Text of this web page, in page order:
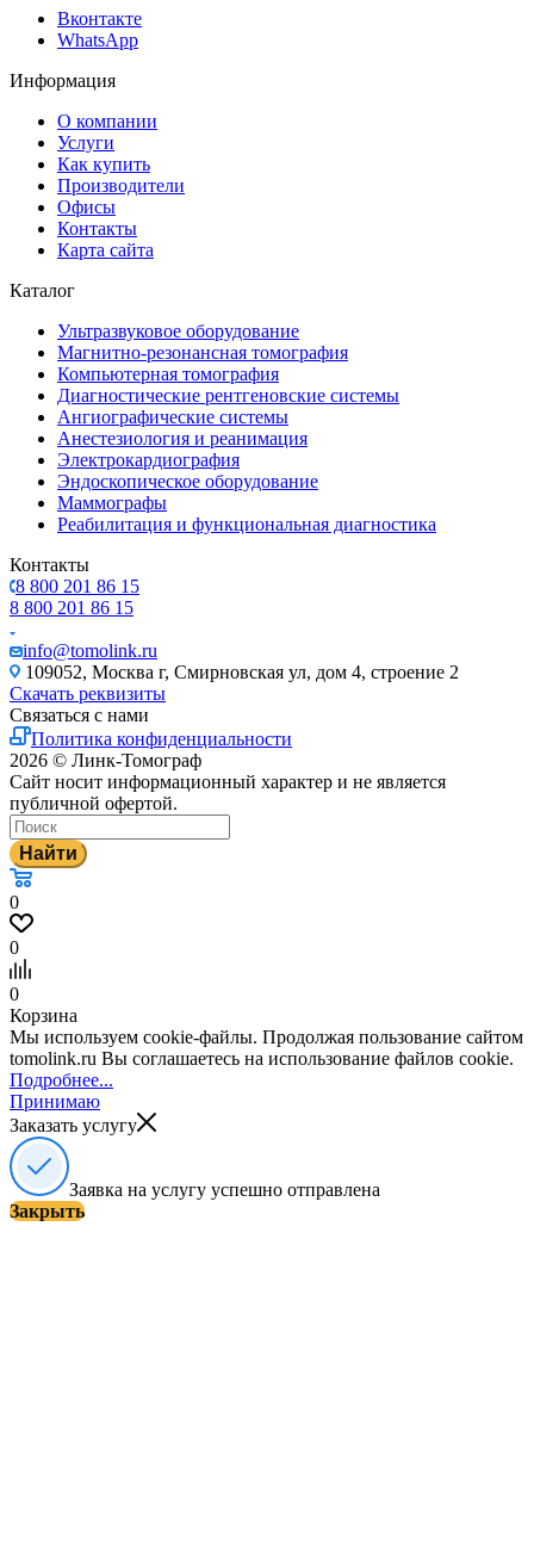
Вконтакте
WhatsApp
Информация
О компании
Услуги
Как купить
Производители
Офисы
Контакты
Карта сайта
Каталог
Ультразвуковое оборудование
Магнитно-резонансная томография
Компьютерная томография
Диагностические рентгеновские системы
Ангиографические системы
Анестезиология и реанимация
Электрокардиография
Эндоскопическое оборудование
Маммографы
Реабилитация и функциональная диагностика
Контакты
8 800 201 86 15
8 800 201 86 15
info@tomolink.ru
109052, Москва г, Смирновская ул, дом 4, строение 2
Скачать реквизиты
Связаться с нами
Политика конфиденциальности
2026 © Линк-Томограф
Сайт носит информационный характер и не является
публичной офертой.
Найти
0
0
0
Корзина
Мы используем cookie-файлы. Продолжая пользование сайтом
tomolink.ru Вы соглашаетесь на использование файлов cookie.
Подробнее...
Принимаю
Заказать услугу
Заявка на услугу успешно отправлена
Закрыть